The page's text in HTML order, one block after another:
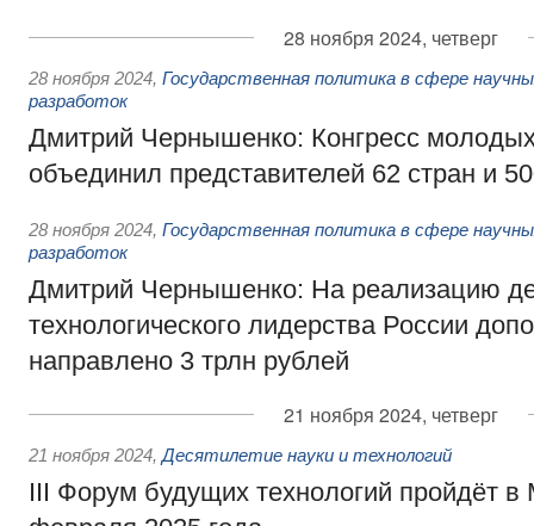
28 ноября 2024, четверг
28 ноября 2024, Государственная политика в сфере
разработок
Дмитрий Чернышенко: Конгресс
объединил представителей 62 стран и
28 ноября 2024, Государственная политика в сфере
разработок
Дмитрий Чернышенко: На реализацию
технологического лидерства России
направлено 3 трлн рублей
21 ноября 2024, четверг
21 ноября 2024, Десятилетие науки и технологий
III Форум будущих технологий пройдёт в